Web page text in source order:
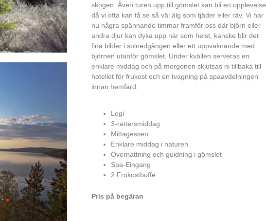
skogen. Även turen upp till gömslet kan bli en upplevelse
då vi ofta kan få se så väl älg som tjäder eller räv. Vi har
nu några spännande timmar framför oss där björn eller
andra djur kan dyka upp när som helst, kanske blir det
fina bilder i solnedgången eller ett uppvaknande med
björnen utanför gömslet. Under kvällen serveras en
enklare middag och på morgonen skjutsas ni tillbaka till
hotellet för frukost och en tvagning på spaavdelningen
innan hemfärd.
Logi
3-rättersmiddag
Mittagessen
Enklare middag i naturen
Övernattning och guidning i gömslet
Spa-Eingang
2 Frukostbuffe
Pris på begäran